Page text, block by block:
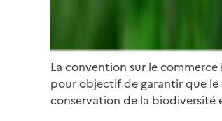
La convention sur le
pour objectif de garantir que le
conservation de la biodiversité